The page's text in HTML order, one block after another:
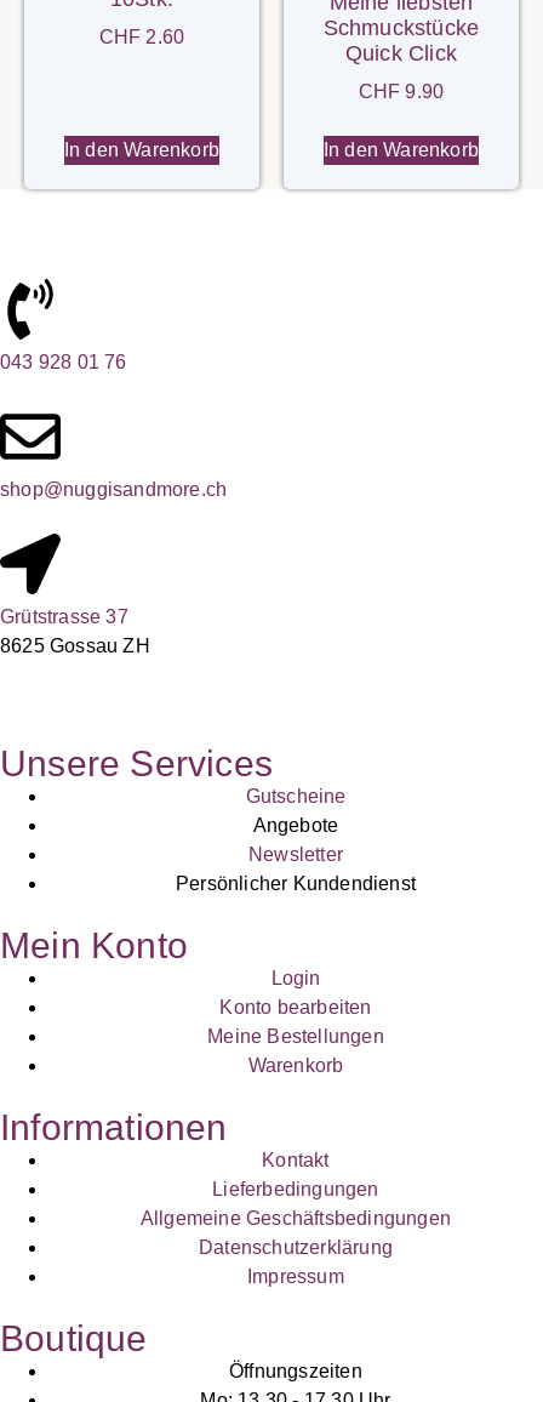
CHF 2.60
In den Warenkorb
Schmuckstücke
Quick Click
CHF 9.90
In den Warenkorb
043 928 01 76
shop@nuggisandmore.ch
Grütstrasse 37
8625 Gossau ZH
Unsere Services
Gutscheine
Angebote
Newsletter
Persönlicher Kundendienst
Mein Konto
Login
Konto bearbeiten
Meine Bestellungen
Warenkorb
Informationen
Kontakt
Lieferbedingungen
Allgemeine Geschäftsbedingungen
Datenschutzerklärung
Impressum
Boutique
Öffnungszeiten